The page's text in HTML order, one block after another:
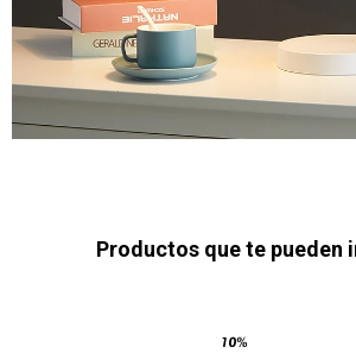
Productos que te pueden